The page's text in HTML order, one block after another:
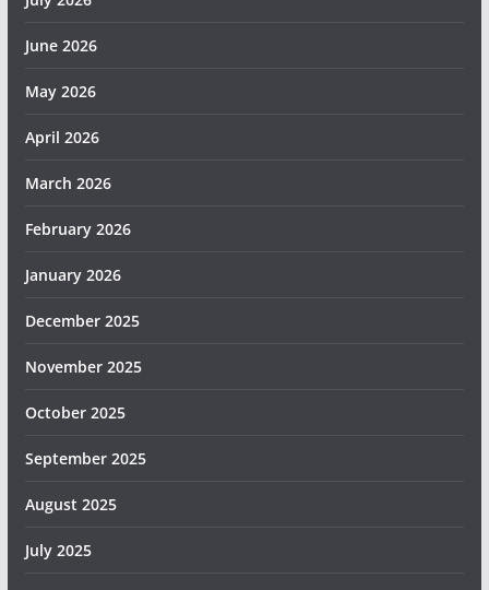
June 2026
May 2026
April 2026
March 2026
February 2026
January 2026
December 2025
November 2025
October 2025
September 2025
August 2025
July 2025